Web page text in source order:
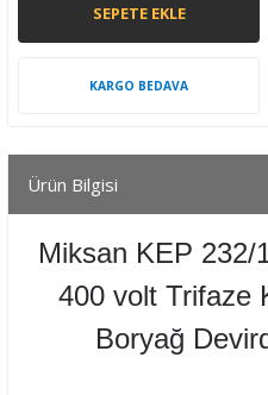
SEPETE EKLE
KARGO BEDAVA
Ürün Bilgisi
Miksan KEP 232/
400 volt Trifaze
Boryağ